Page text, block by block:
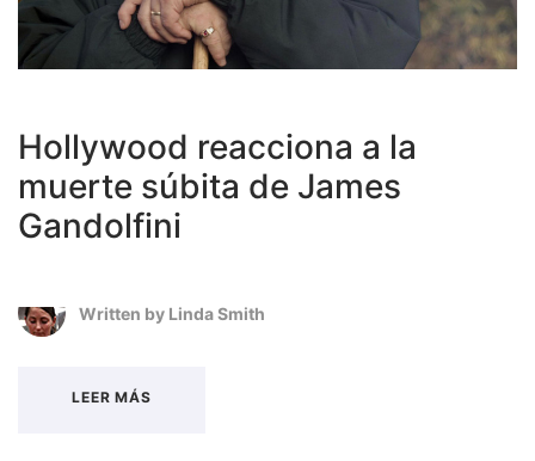
Hollywood reacciona a la
muerte súbita de James
Gandolfini
Written by Linda Smith
LEER MÁS